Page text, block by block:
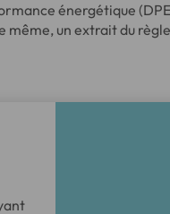
énergétique
même, un extrait du